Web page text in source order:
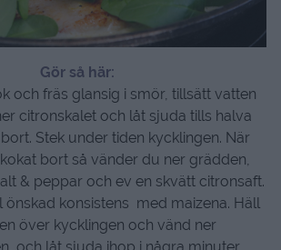
Gör så här:
och fräs glansig i smör, tillsätt vatten
citronskalet och låt sjuda tills halva
Stek under tiden kycklingen. När
bort så vänder du ner grädden,
& peppar och ev en skvätt citronsaft.
önskad konsistens med maizena. Häll
över kycklingen och vänd ner